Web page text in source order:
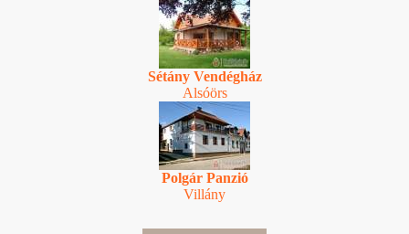
Sétány Vendégház
Alsóörs
Polgár Panzió
Villány